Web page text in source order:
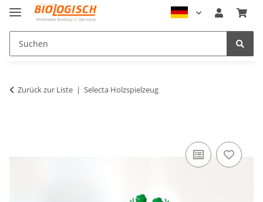
Zurück zur Liste Selecta Holzspielzeug